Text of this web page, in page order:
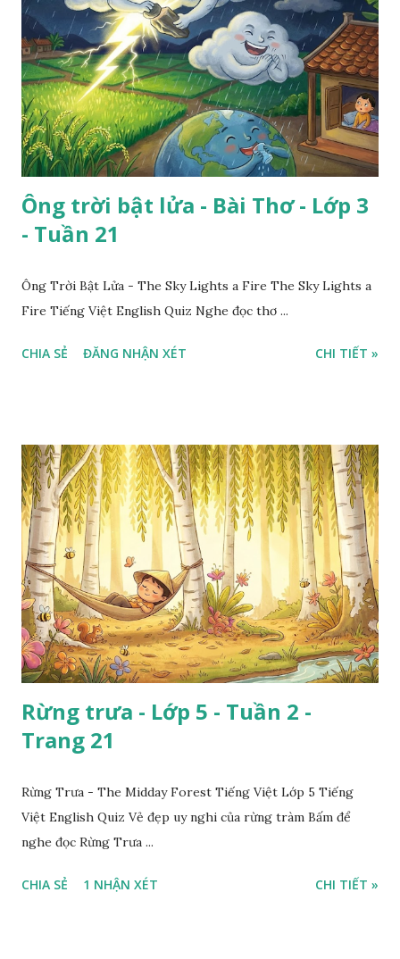
Ông trời bật lửa - Bài Thơ - Lớp 3
- Tuần 21
Ông Trời Bật Lửa - The Sky Lights a Fire The Sky Lights a
Fire Tiếng Việt English Quiz Nghe đọc thơ ...
CHIA SẺ ĐĂNG NHẬN XÉT CHI TIẾT »
Rừng trưa - Lớp 5 - Tuần 2 -
Trang 21
Rừng Trưa - The Midday Forest Tiếng Việt Lớp 5 Tiếng
Việt English Quiz Vẻ đẹp uy nghi của rừng tràm Bấm để
nghe đọc Rừng Trưa ...
CHIA SẺ 1 NHẬN XÉT CHI TIẾT »